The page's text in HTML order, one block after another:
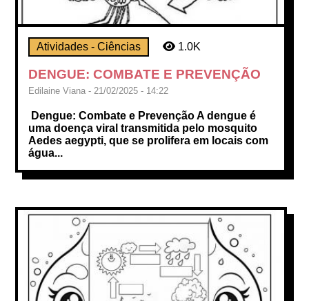
Atividades - Ciências 1.0K
DENGUE: COMBATE E PREVENÇÃO
Edilaine Viana - 21/02/2025 - 14:22
Dengue: Combate e Prevenção A dengue é
uma doença viral transmitida pelo mosquito
Aedes aegypti, que se prolifera em locais com
água...